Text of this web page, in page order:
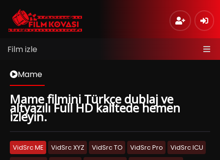
Film izle
Mame
Mame filmini Türkçe dublaj ve
altyazılı Full HD kalitede hemen
izleyin.
VidSrc ME VidSrc XYZ VidSrc TO VidSrc Pro
VidSrc ICU